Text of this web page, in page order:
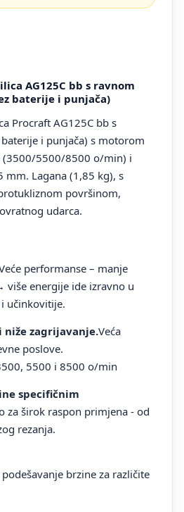
AG125C bb s ravnom
baterije i punjača)
Procraft AG125C bb s
i punjača) s motorom
(3500/5500/8500 o/min) i
Lagana (1,85 kg), s
površinom,
udarca.
performanse – manje
energije ide izravno u
učinkovitije.
zagrijavanje.Veća
poslove.
5500 i 8500 o/min
specifičnim
za širok raspon primjena - od
rezanja.
brzine za različite